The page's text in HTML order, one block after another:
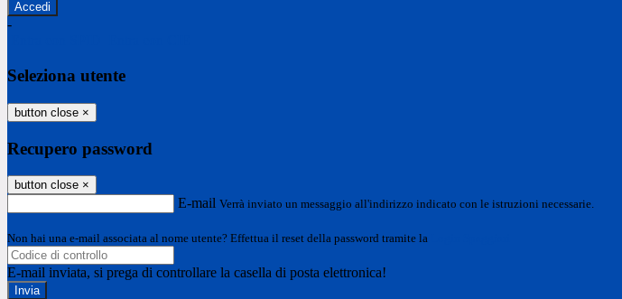
-
Seleziona utente
button close ×
Recupero password
button close ×
E-mail Verrà inviato un messaggio all'indirizzo indicato con le istruzioni necessarie.
Non hai una e-mail associata al nome utente? Effettua il reset della password tramite la
E-mail inviata, si prega di controllare la casella di posta elettronica!